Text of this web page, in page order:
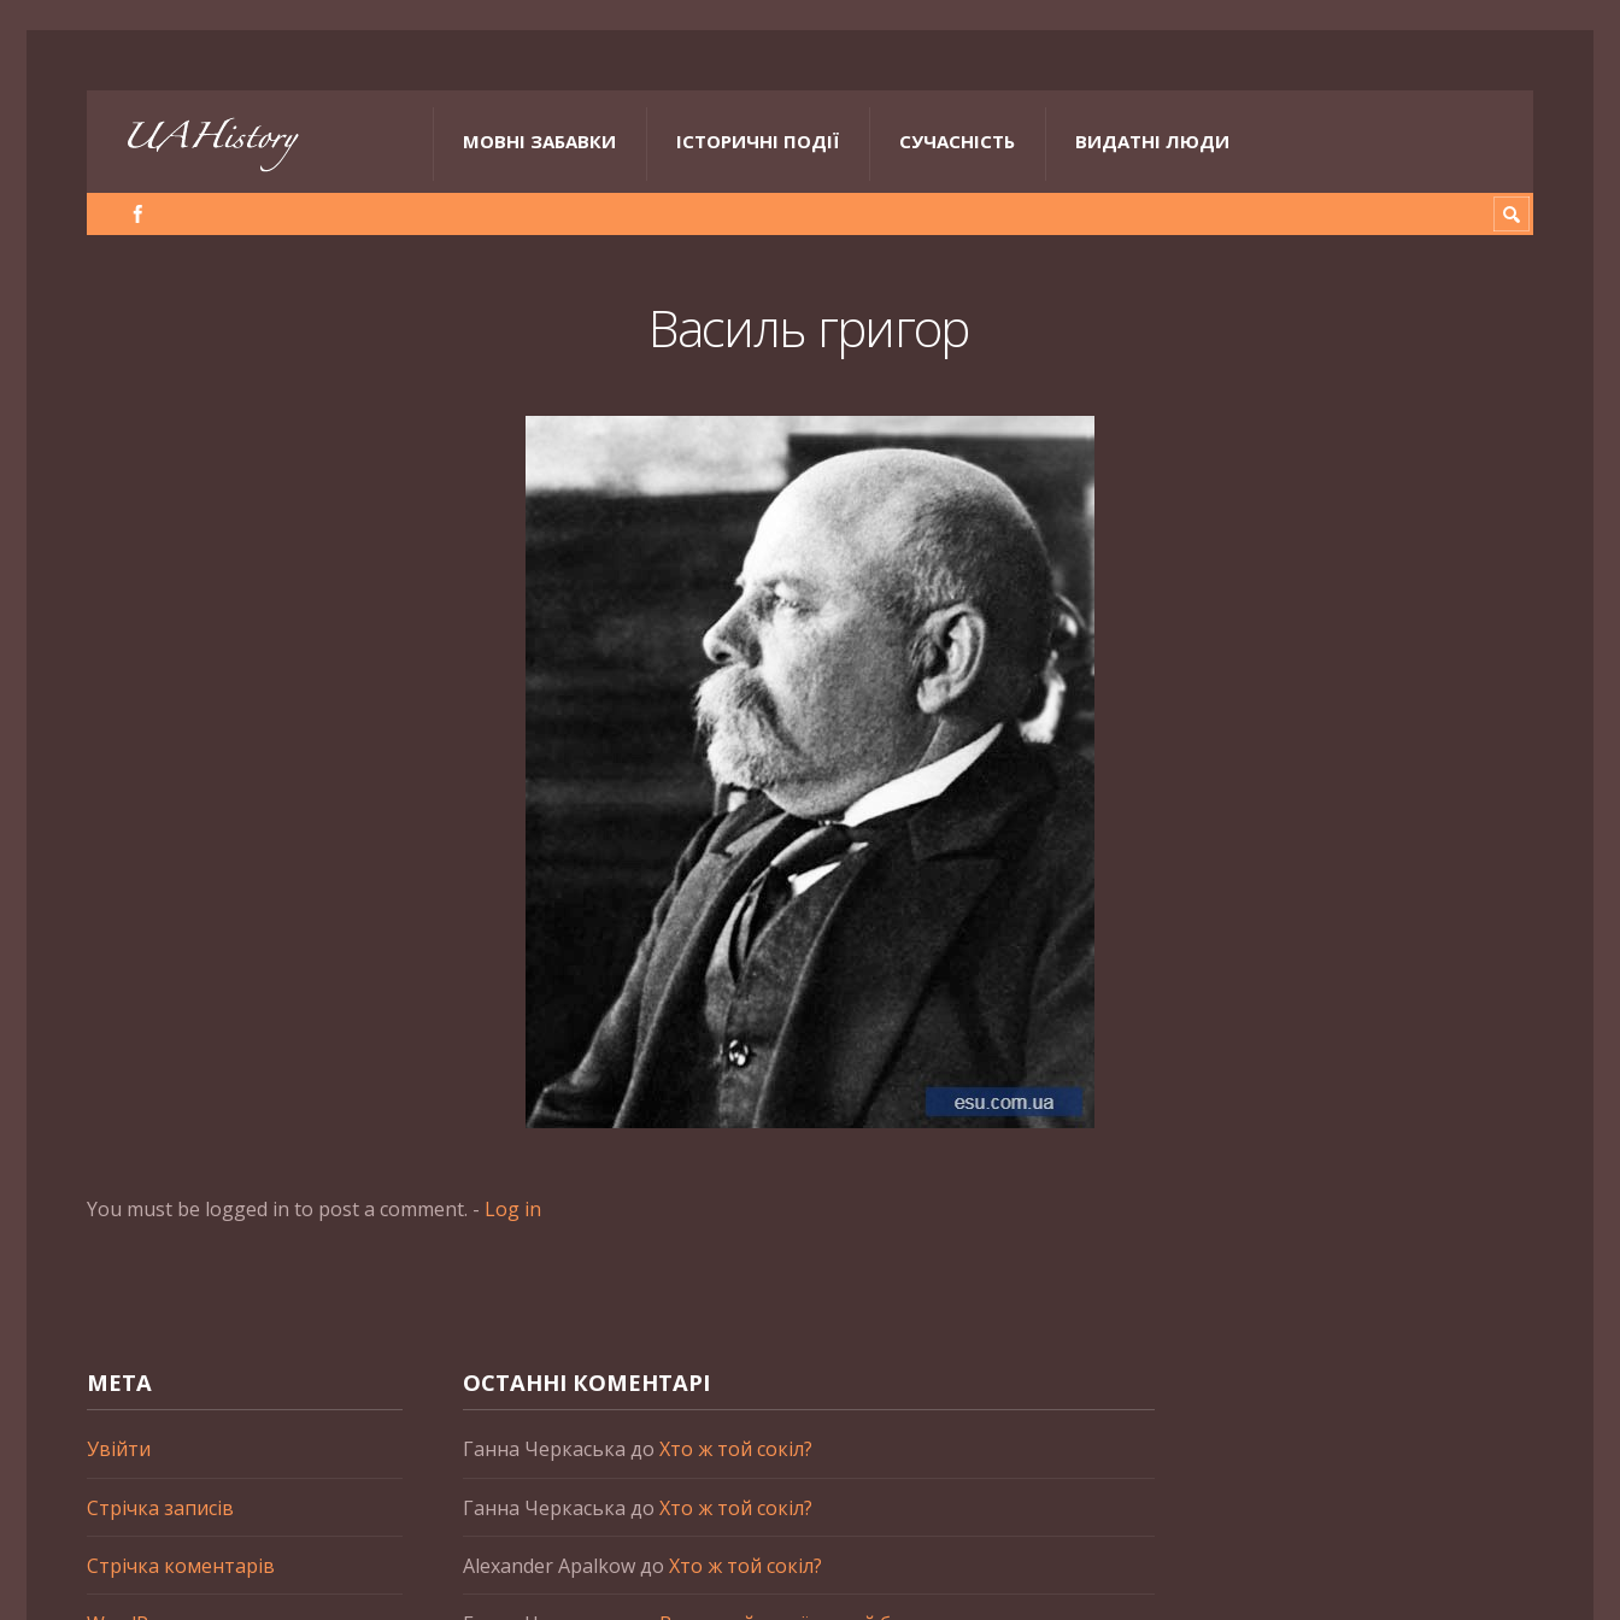
МОВНІ ЗАБАВКИ ІСТОРИЧНІ ПОДІЇ СУЧАСНІСТЬ ВИДАТНІ ЛЮДИ
Василь григор
You must be logged in to post a comment. - Log in
МЕТА
Увійти
Стрічка записів
Стрічка коментарів
ОСТАННІ КОМЕНТАРІ
Ганна Черкаська до Хто ж той сокіл?
Ганна Черкаська до Хто ж той сокіл?
Alexander Apalkowдо Хто ж той сокіл?